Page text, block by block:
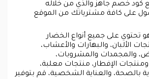
كود خصم جاهز والذي من خلاله
على كافة مشترياتك من الموقع
تحتوي على جميع أنواع الخضار
الألبان، والبهارات والأعشاب،
والمجمدات والمشروبات،
الإفطار، منتجات معلبة،
بالصحة، والعناية الشخصية، قم بتوفير